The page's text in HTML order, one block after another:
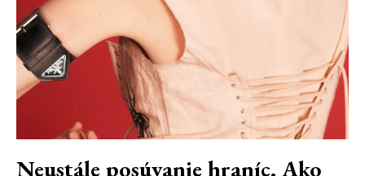
Neustále posúvanie hraníc. Ako